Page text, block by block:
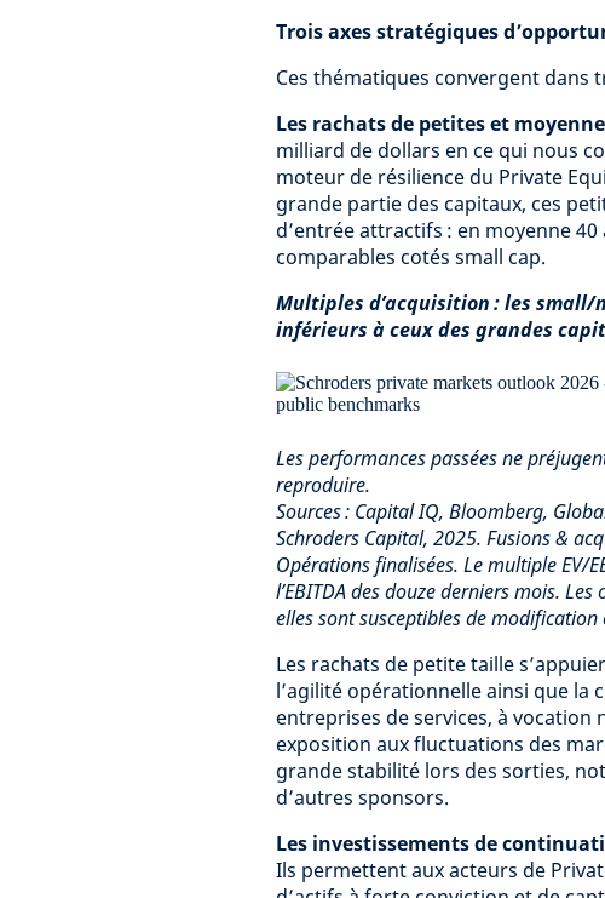
Trois axes stratégiques
Ces thématiques convergent
Les rachats de petites et
milliard de dollars en ce qui nous
moteur de résilience du Private
grande partie des capitaux, ces
d’entrée attractifs : en moyenne
comparables cotés small cap.
Multiples d’acquisition : les small/
inférieurs à ceux des grandes
Les performances passées ne
reproduire.
Sources : Capital IQ, Bloomberg,
Schroders Capital, 2025. Fusions &
Opérations finalisées. Le multiple EV/
l’EBITDA des douze derniers mois.
elles sont susceptibles de
Les rachats de petite taille
l’agilité opérationnelle ainsi que la
entreprises de services, à
exposition aux fluctuations des
grande stabilité lors des sorties,
d’autres sponsors.
Les investissements de
Ils permettent aux acteurs de